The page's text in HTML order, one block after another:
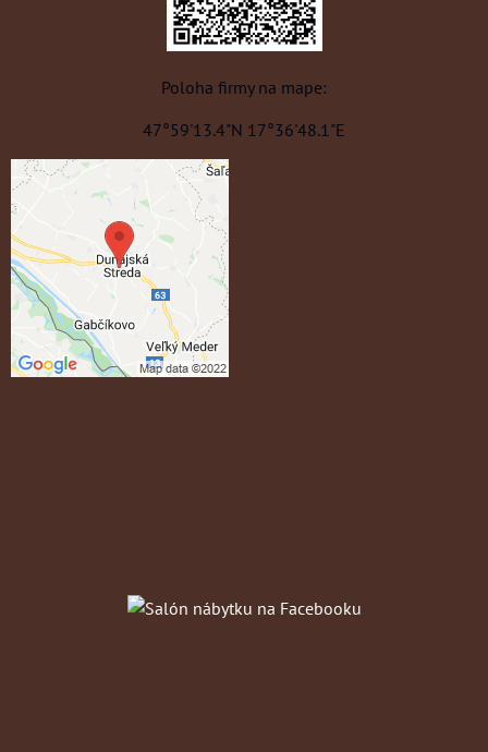
Poloha firmy na mape:
47°59'13.4"N 17°36'48.1"E